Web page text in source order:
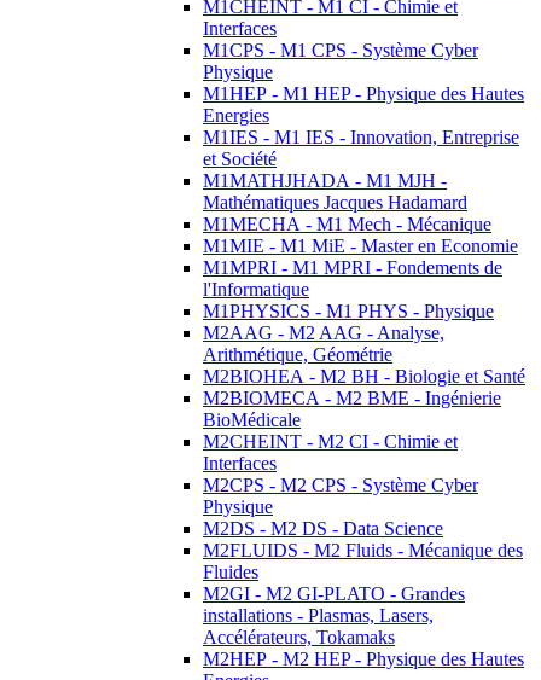
M1CHEINT - M1 CI - Chimie et
Interfaces
M1CPS - M1 CPS - Système Cyber
Physique
M1HEP - M1 HEP - Physique des Hautes
Energies
M1IES - M1 IES - Innovation, Entreprise
et Société
M1MATHJHADA - M1 MJH -
Mathématiques Jacques Hadamard
M1MECHA - M1 Mech - Mécanique
M1MIE - M1 MiE - Master en Economie
M1MPRI - M1 MPRI - Fondements de
l'Informatique
M1PHYSICS - M1 PHYS - Physique
M2AAG - M2 AAG - Analyse,
Arithmétique, Géométrie
M2BIOHEA - M2 BH - Biologie et Santé
M2BIOMECA - M2 BME - Ingénierie
BioMédicale
M2CHEINT - M2 CI - Chimie et
Interfaces
M2CPS - M2 CPS - Système Cyber
Physique
M2DS - M2 DS - Data Science
M2FLUIDS - M2 Fluids - Mécanique des
Fluides
M2GI - M2 GI-PLATO - Grandes
installations - Plasmas, Lasers,
Accélérateurs, Tokamaks
M2HEP - M2 HEP - Physique des Hautes